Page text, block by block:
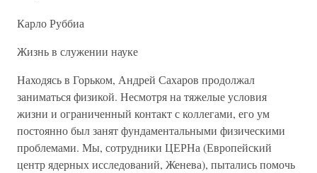
Карло Руббиа
Жизнь в служении науке
Находясь в Горьком, Андрей Сахаров продолжал
заниматься физикой. Несмотря на тяжелые условия
жизни и ограниченный контакт с коллегами, его ум
постоянно был занят фундаментальными физическими
проблемами. Мы, сотрудники ЦЕРНа (Европейский
центр ядерных исследований, Женева), пытались помочь